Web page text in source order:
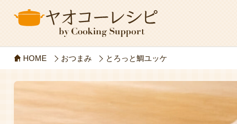
HOME おつまみ とろっと鯛ユッケ